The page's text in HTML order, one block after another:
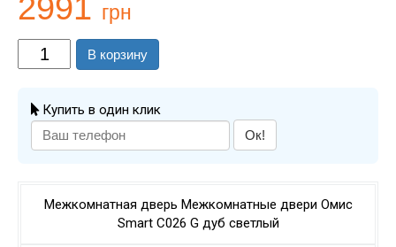
2991 грн
В корзину
Купить в один клик
Ок!
Межкомнатная дверь Межкомнатные двери Омис
Smart C026 G дуб светлый